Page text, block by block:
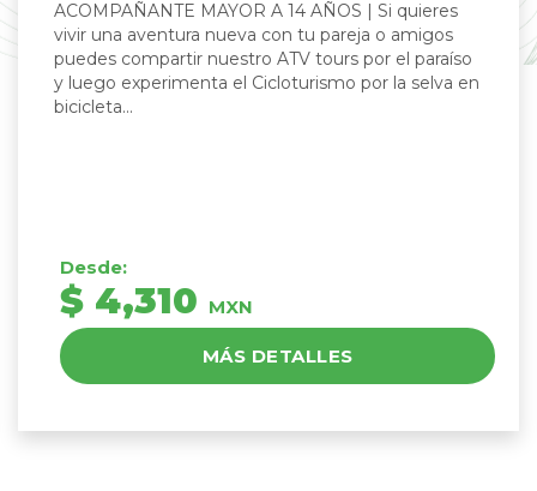
INDIVIDUAL | Luego de recorrer los sinuosos y
frondosos senderos de la selva tropical en más
exclusivo ATV Tour de Puerto Vallarta y Riviera
Nayarit, podrás hacer caminata para los
$ 2,510
MÁS DETALLES